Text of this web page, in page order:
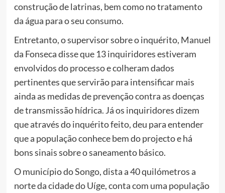
construção de latrinas, bem como no tratamento
da água para o seu consumo.
Entretanto, o supervisor sobre o inquérito, Manuel
da Fonseca disse que 13 inquiridores estiveram
envolvidos do processo e colheram dados
pertinentes que servirão para intensificar mais
ainda as medidas de prevenção contra as doenças
de transmissão hídrica. Já os inquiridores dizem
que através do inquérito feito, deu para entender
que a população conhece bem do projecto e há
bons sinais sobre o saneamento básico.
O município do Songo, dista a 40 quilómetros a
norte da cidade do Uíge, conta com uma população